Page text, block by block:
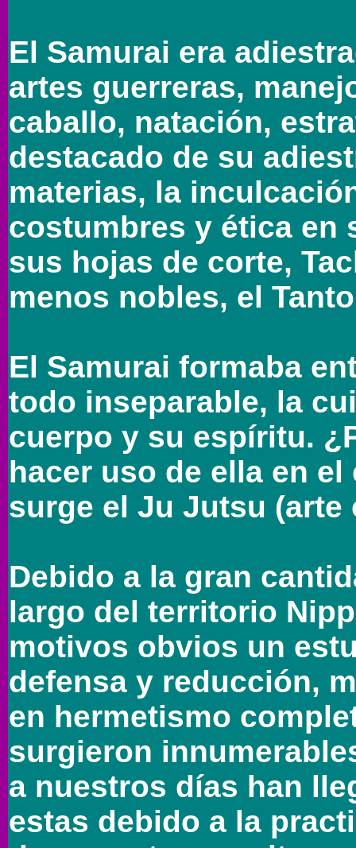
El Samurai era
artes guerreras,
caballo, natación,
destacado de su
materias, la
costumbres y ética en
sus hojas de corte,
menos nobles, el
El Samurai formaba
todo inseparable, la
cuerpo y su espíritu.
hacer uso de ella en
surge el Ju Jutsu
Debido a la gran
largo del territorio
motivos obvios un
defensa y reducción,
en hermetismo
surgieron
a nuestros días han
estas debido a la